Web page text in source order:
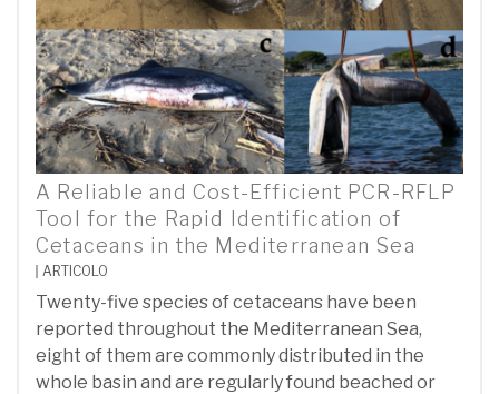
A Reliable and Cost-Efficient PCR-RFLP
Tool for the Rapid Identification of
Cetaceans in the Mediterranean Sea
ARTICOLO
Twenty-five species of cetaceans have been
reported throughout the Mediterranean Sea,
eight of them are commonly distributed in the
whole basin and are regularly found beached or